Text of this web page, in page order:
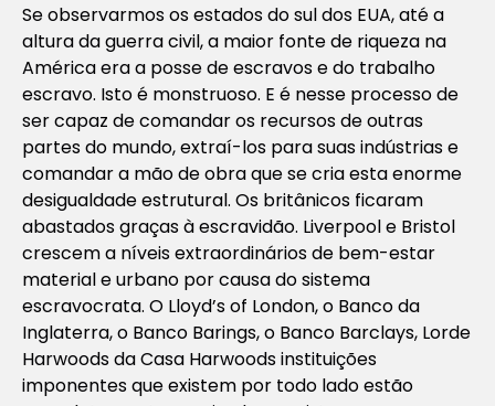
Se observarmos os estados do sul dos EUA, até a
altura da guerra civil, a maior fonte de riqueza na
América era a posse de escravos e do trabalho
escravo. Isto é monstruoso. E é nesse processo de
ser capaz de comandar os recursos de outras
partes do mundo, extraí-los para suas indústrias e
comandar a mão de obra que se cria esta enorme
desigualdade estrutural. Os britânicos ficaram
abastados graças à escravidão. Liverpool e Bristol
crescem a níveis extraordinários de bem-estar
material e urbano por causa do sistema
escravocrata. O Lloyd’s of London, o Banco da
Inglaterra, o Banco Barings, o Banco Barclays, Lorde
Harwoods da Casa Harwoods instituições
imponentes que existem por todo lado estão